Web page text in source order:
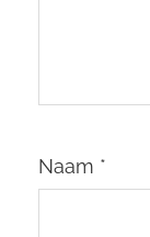
Naam *